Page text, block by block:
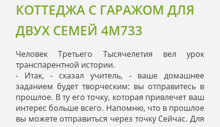
Спецификация материалов
Проект является типовым и не учитывает конкретных
условий строительства
Срок изготовления проекта дома составляет от 3 до 30
рабочих дней.
Объем проектной документации – от 50 до 100
страниц А4 и А3, в зависимости от сложности проекта
Наша команда Архитекторов, Конструкторов и
КОТТЕДЖА С ГАРАЖОМ ДЛЯ
ДВУХ СЕМЕЙ 4M733
Человек Третьего Тысячелетия вел урок
транспарентной истории.
- Итак, - сказал учитель, - ваше домашнее
заданием будет творческим: вы отправитесь в
прошлое. В ту его точку, которая привлечет ваш
интерес больше всего. Напомню, что в прошлое
вы можете отправиться через точку Сейчас. Для